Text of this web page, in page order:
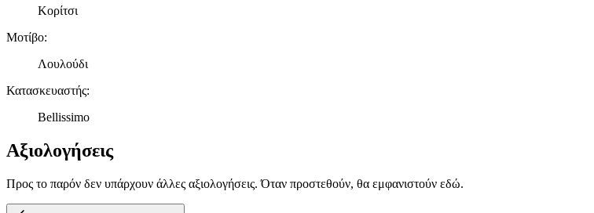
Κορίτσι
Μοτίβο:
Λουλούδι
Κατασκευαστής:
Bellissimo
Αξιολογήσεις
Προς το παρόν δεν υπάρχουν άλλες αξιολογήσεις. Όταν προστεθούν, θα εμφανιστούν εδώ.